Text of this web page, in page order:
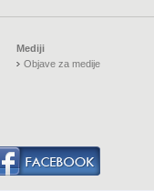
Mediji
Objave za medije